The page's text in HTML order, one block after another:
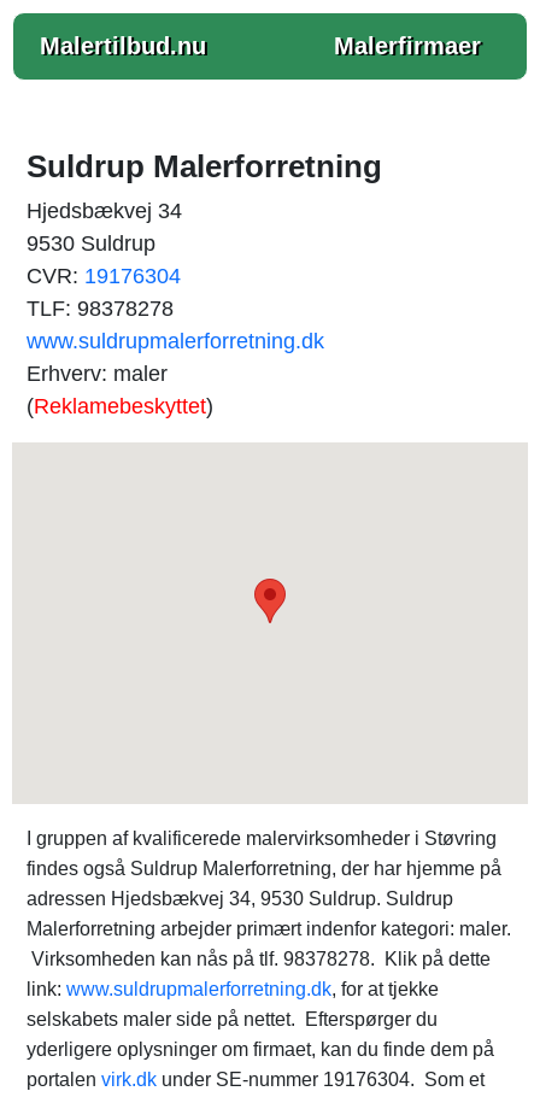
Malertilbud.nu Malerfirmaer
Suldrup Malerforretning
Hjedsbækvej 34
9530 Suldrup
CVR: 19176304
TLF: 98378278
www.suldrupmalerforretning.dk
Erhverv: maler
(Reklamebeskyttet)
I gruppen af kvalificerede malervirksomheder i Støvring
findes også Suldrup Malerforretning, der har hjemme på
adressen Hjedsbækvej 34, 9530 Suldrup. Suldrup
Malerforretning arbejder primært indenfor kategori: maler.
Virksomheden kan nås på tlf. 98378278. Klik på dette
link: www.suldrupmalerforretning.dk, for at tjekke
selskabets maler side på nettet. Efterspørger du
yderligere oplysninger om firmaet, kan du finde dem på
portalen virk.dk under SE-nummer 19176304. Som et